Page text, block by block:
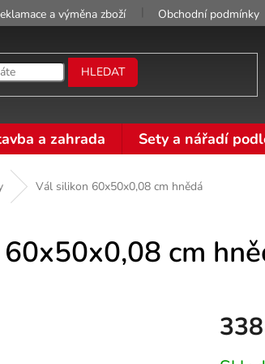
a výměna zboží Obchodní podmínky
HLEDAT
a zahrada Sety a nářadí
Vál silikon 60x50x0,08 cm hnědá
cm